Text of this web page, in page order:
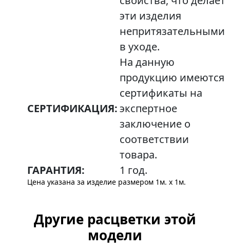
эти изделия
непритязательными
в уходе.
СЕРТИФИКАЦИЯ:
На данную
продукцию имеются
сертификаты на
экспертное
заключение о
соответствии
товара.
ГАРАНТИЯ:
1 год.
Цена указана за изделие размером 1м. x 1м.
Другие расцветки этой
модели